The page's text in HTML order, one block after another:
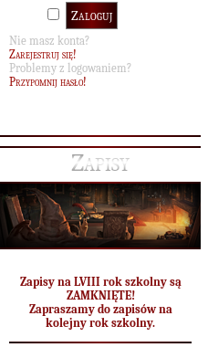
Nie masz konta?
Zarejestruj się!
Problemy z logowaniem?
Przypomnij hasło!
Zapisy
Zapisy na LVIII rok szkolny są
ZAMKNIĘTE!
Zapraszamy do zapisów na
kolejny rok szkolny.